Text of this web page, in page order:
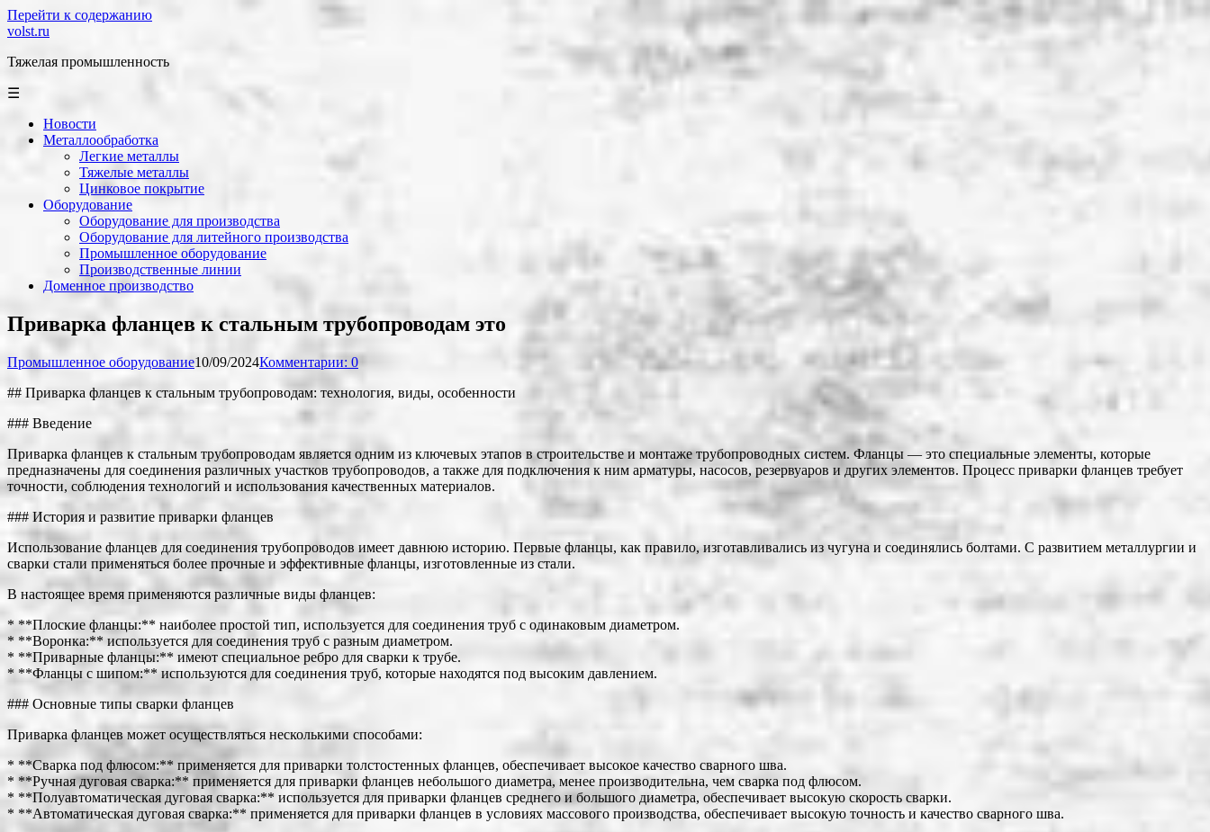
Перейти к содержанию
volst.ru
Тяжелая промышленность
☰
Новости
Металлообработка
Легкие металлы
Тяжелые металлы
Цинковое покрытие
Оборудование
Оборудование для производства
Оборудование для литейного производства
Промышленное оборудование
Производственные линии
Доменное производство
Приварка фланцев к стальным трубопроводам это
Промышленное оборудование10/09/2024Комментарии: 0
## Приварка фланцев к стальным трубопроводам: технология, виды, особенности
### Введение
Приварка фланцев к стальным трубопроводам является одним из ключевых этапов в строительстве и монтаже трубопроводных систем. Фланцы — это специальные элементы, которые
предназначены для соединения различных участков трубопроводов, а также для подключения к ним арматуры, насосов, резервуаров и других элементов. Процесс приварки фланцев требует
точности, соблюдения технологий и использования качественных материалов.
### История и развитие приварки фланцев
Использование фланцев для соединения трубопроводов имеет давнюю историю. Первые фланцы, как правило, изготавливались из чугуна и соединялись болтами. С развитием металлургии и
сварки стали применяться более прочные и эффективные фланцы, изготовленные из стали.
В настоящее время применяются различные виды фланцев:
* **Плоские фланцы:** наиболее простой тип, используется для соединения труб с одинаковым диаметром.
* **Воронка:** используется для соединения труб с разным диаметром.
* **Приварные фланцы:** имеют специальное ребро для сварки к трубе.
* **Фланцы с шипом:** используются для соединения труб, которые находятся под высоким давлением.
### Основные типы сварки фланцев
Приварка фланцев может осуществляться несколькими способами:
* **Сварка под флюсом:** применяется для приварки толстостенных фланцев, обеспечивает высокое качество сварного шва.
* **Ручная дуговая сварка:** применяется для приварки фланцев небольшого диаметра, менее производительна, чем сварка под флюсом.
* **Полуавтоматическая дуговая сварка:** используется для приварки фланцев среднего и большого диаметра, обеспечивает высокую скорость сварки.
* **Автоматическая дуговая сварка:** применяется для приварки фланцев в условиях массового производства, обеспечивает высокую точность и качество сварного шва.